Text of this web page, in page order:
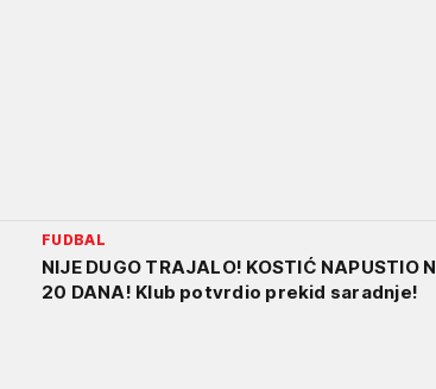
FUDBAL
NIJE DUGO TRAJALO! KOSTIĆ NAPUSTIO
20 DANA! Klub potvrdio prekid saradnje!